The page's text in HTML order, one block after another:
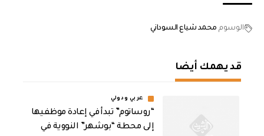
الوسوم محمد شياع السوداني
قد يهمك أيضا
عربي ودولي
“روساتوم” تبدأ في إعادة موظفيها
إلى محطة “بوشهر” النووية في